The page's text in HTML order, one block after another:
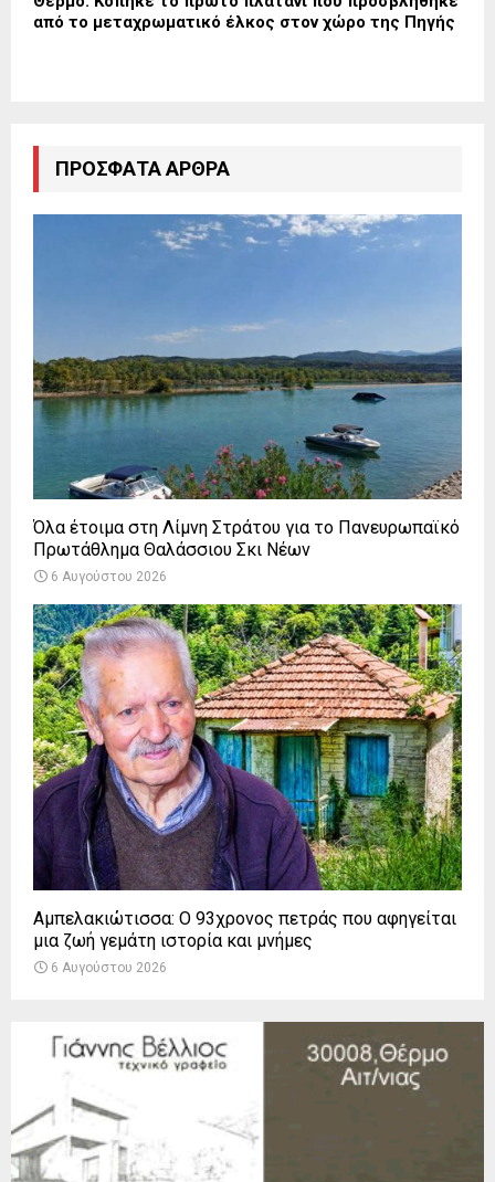
από το μεταχρωματικό έλκος στον χώρο της Πηγής
ΠΡΌΣΦΑΤΑ ΆΡΘΡΑ
Όλα έτοιμα στη Λίμνη Στράτου για το Πανευρωπαϊκό
Πρωτάθλημα Θαλάσσιου Σκι Νέων
6 Αυγούστου 2026
Αμπελακιώτισσα: Ο 93χρονος πετράς που αφηγείται
μια ζωή γεμάτη ιστορία και μνήμες
6 Αυγούστου 2026